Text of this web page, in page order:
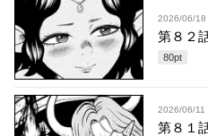
2026/06/18
第８２
80pt
2026/06/11
第８１